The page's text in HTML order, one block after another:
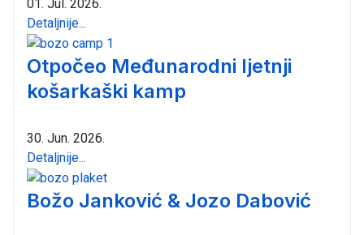
01. Jul. 2026.
Detaljnije...
Otpočeo Međunarodni ljetnji
košarkaški kamp
30. Jun. 2026.
Detaljnije...
Božo Janković & Jozo Dabović